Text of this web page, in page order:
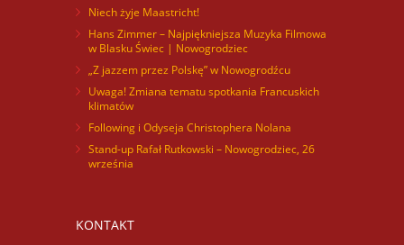
Niech żyje Maastricht!
Hans Zimmer – Najpiękniejsza Muzyka Filmowa
w Blasku Świec | Nowogrodziec
„Z jazzem przez Polskę” w Nowogrodźcu
Uwaga! Zmiana tematu spotkania Francuskich
klimatów
Following i Odyseja Christophera Nolana
Stand-up Rafał Rutkowski – Nowogrodziec, 26
września
KONTAKT